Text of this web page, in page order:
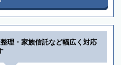
理・家族信託など幅広く対応